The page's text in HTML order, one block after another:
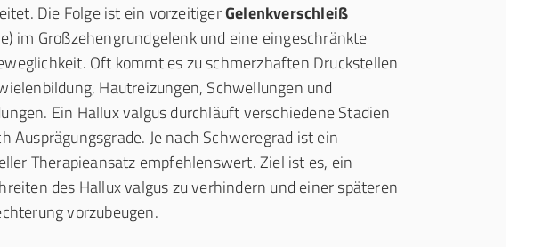
Die Folge ist ein vorzeitigerGelenkverschleiß
im Großzehengrundgelenk und eine eingeschränkte
Oft kommt es zu schmerzhaften Druckstellen
Hautreizungen, Schwellungen und
Ein Hallux valgus durchläuft verschiedene Stadien
Ausprägungsgrade. Je nach Schweregrad ist ein
Therapieansatz empfehlenswert. Ziel ist es, ein
des Hallux valgus zu verhindern und einer späteren
vorzubeugen.